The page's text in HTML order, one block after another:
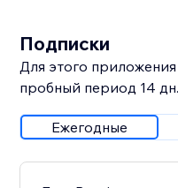
Подписки
Для этого
пробный период 14 дн.
Ежегодные